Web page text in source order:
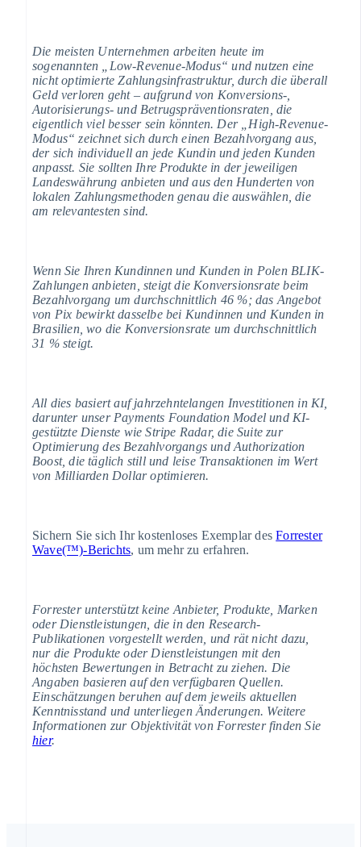
Die meisten Unternehmen arbeiten heute im
sogenannten „Low-Revenue-Modus“ und nutzen eine
nicht optimierte Zahlungsinfrastruktur, durch die überall
Geld verloren geht – aufgrund von Konversions-,
Autorisierungs- und Betrugspräventionsraten, die
eigentlich viel besser sein könnten. Der „High-Revenue-
Modus“ zeichnet sich durch einen Bezahlvorgang aus,
der sich individuell an jede Kundin und jeden Kunden
anpasst. Sie sollten Ihre Produkte in der jeweiligen
Landeswährung anbieten und aus den Hunderten von
lokalen Zahlungsmethoden genau die auswählen, die
am relevantesten sind.
Wenn Sie Ihren Kundinnen und Kunden in Polen BLIK-
Zahlungen anbieten, steigt die Konversionsrate beim
Bezahlvorgang um durchschnittlich 46 %; das Angebot
von Pix bewirkt dasselbe bei Kundinnen und Kunden in
Brasilien, wo die Konversionsrate um durchschnittlich
31 % steigt.
All dies basiert auf jahrzehntelangen Investitionen in KI,
darunter unser Payments Foundation Model und KI-
gestützte Dienste wie Stripe Radar, die Suite zur
Optimierung des Bezahlvorgangs und Authorization
Boost, die täglich still und leise Transaktionen im Wert
von Milliarden Dollar optimieren.
Sichern Sie sich Ihr kostenloses Exemplar desForrester
Wave(™)-Berichts, um mehr zu erfahren.
Forrester unterstützt keine Anbieter, Produkte, Marken
oder Dienstleistungen, die in den Research-
Publikationen vorgestellt werden, und rät nicht dazu,
nur die Produkte oder Dienstleistungen mit den
höchsten Bewertungen in Betracht zu ziehen. Die
Angaben basieren auf den verfügbaren Quellen.
Einschätzungen beruhen auf dem jeweils aktuellen
Kenntnisstand und unterliegen Änderungen. Weitere
Informationen zur Objektivität von Forrester finden Sie
hier.